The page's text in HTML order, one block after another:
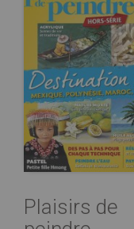
Plaisirs de